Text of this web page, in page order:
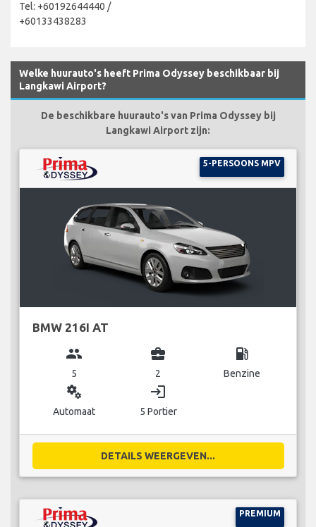
Tel: +60192644440 /
+60133438283
Welke huurauto's heeft Prima Odyssey beschikbaar bij
Langkawi Airport?
De beschikbare huurauto's van Prima Odyssey bij
Langkawi Airport zijn:
5-PERSOONS MPV
BMW 216I AT
group
5
business_center
2
local_gas_station
Benzine
miscellaneous_services
Automaat
login
5 Portier
DETAILS WEERGEVEN...
PREMIUM